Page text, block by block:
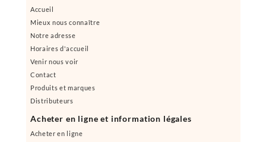
Accueil
Mieux nous connaître
Notre adresse
Horaires d'accueil
Venir nous voir
Contact
Produits et marques
Distributeurs
Acheter en ligne et information légales
Acheter en ligne